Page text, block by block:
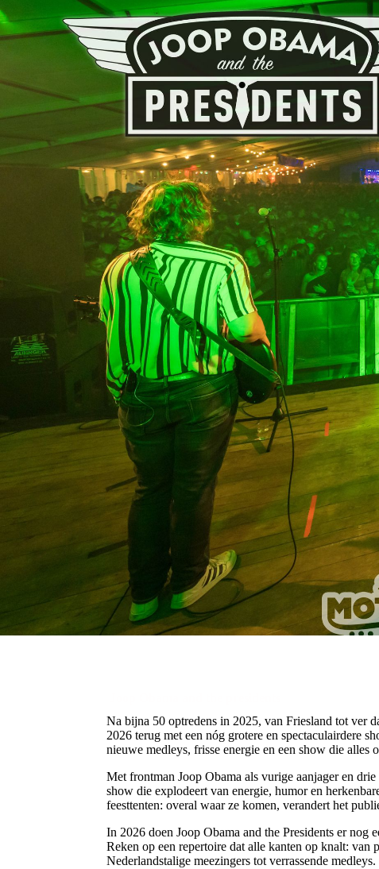
Na bijna 50 optredens in 2025, van Friesland tot ver
2026 terug met een nóg grotere en spectaculairdere
nieuwe medleys, frisse energie en een show die alles
Met frontman Joop Obama als vurige aanjager en
show die explodeert van energie, humor en
feesttenten: overal waar ze komen, verandert het
In 2026 doen Joop Obama and the Presidents er nog
Reken op een repertoire dat alle kanten op knalt: van
Nederlandstalige meezingers tot verrassende medleys.